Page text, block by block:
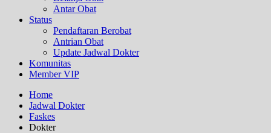
Antar Obat
Status
Pendaftaran Berobat
Antrian Obat
Update Jadwal Dokter
Komunitas
Member VIP
Home
Jadwal Dokter
Faskes
Dokter